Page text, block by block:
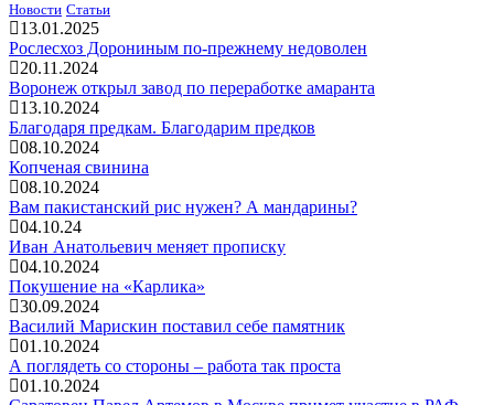
Новости Статьи
13.01.2025
Рослесхоз Дорониным по-прежнему недоволен
20.11.2024
Воронеж открыл завод по переработке амаранта
13.10.2024
Благодаря предкам. Благодарим предков
08.10.2024
Копченая свинина
08.10.2024
Вам пакистанский рис нужен? А мандарины?
04.10.24
Иван Анатольевич меняет прописку
04.10.2024
Покушение на «Карлика»
30.09.2024
Василий Марискин поставил себе памятник
01.10.2024
А поглядеть со стороны – работа так проста
01.10.2024